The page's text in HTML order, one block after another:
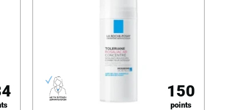
150
points